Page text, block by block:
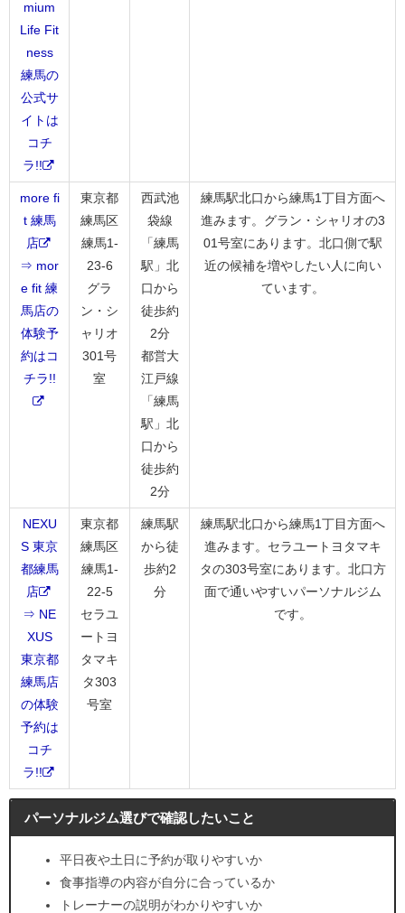
mium
Life Fit
ness
練馬の
公式サ
イトは
コチ
ラ!!
more fi
t 練馬
店
⇒ mor
e fit 練
馬店の
体験予
約はコ
チラ!!
東京都
練馬区
練馬1-
23-6
グラ
ン・シ
ャリオ
301号
室
西武池
袋線
「練馬
駅」北
口から
徒歩約
2分
都営大
江戸線
「練馬
駅」北
口から
徒歩約
2分
練馬駅北口から練馬1丁目方面へ
進みます。グラン・シャリオの3
01号室にあります。北口側で駅
近の候補を増やしたい人に向い
ています。
NEXU
S 東京
都練馬
店
⇒ NE
XUS
東京都
練馬店
の体験
予約は
コチ
ラ!!
東京都
練馬区
練馬1-
22-5
セラユ
ートヨ
タマキ
タ303
号室
練馬駅
から徒
歩約2
分
練馬駅北口から練馬1丁目方面へ
進みます。セラユートヨタマキ
タの303号室にあります。北口方
面で通いやすいパーソナルジム
です。
パーソナルジム選びで確認したいこと
平日夜や土日に予約が取りやすいか
食事指導の内容が自分に合っているか
トレーナーの説明がわかりやすいか